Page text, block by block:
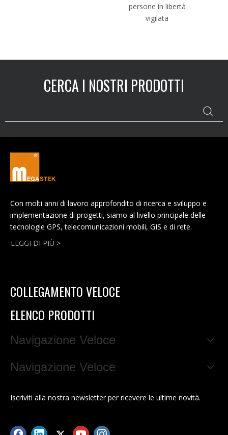
persone in libertà
vigilata
CERCA I NOSTRI PRODOTTI
Con molti anni di lavoro approfondito di ricerca e sviluppo e
implementazione di progetti, siamo al livello principale delle
tecnologie GPS, telecomunicazioni mobili, GIS e di rete.
LEGGI DI PIÙ >
COLLEGAMENTO VELOCE
ELENCO PRODOTTI
Navigazione Veloce
Navigazione Veloce
Iscriviti alla nostra newsletter per ricevere le ultime novità.